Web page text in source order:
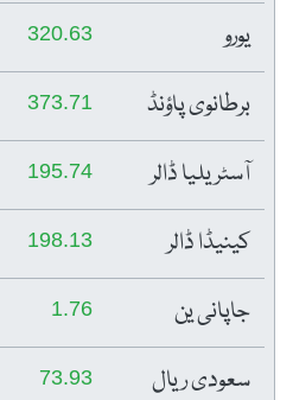
یورو 320.63
برطانوی پاؤنڈ 373.71
آسٹریلیا ڈالر 195.74
کینیڈا ڈالر 198.13
جاپانی ین 1.76
سعودی ریال 73.93